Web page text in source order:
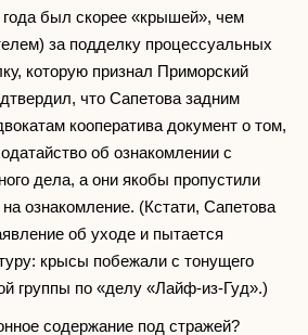
был скорее «крышей», чем
за подделку процессуальных
которую признал Приморский
что Сапетова задним
кооператива документ о том,
об ознакомлении с
дела, а они якобы пропустили
ознакомление. (Кстати, Сапетова
об уходе и пытается
крысы побежали с тонущего
группы по «делу «Лайф-из-Гуд».)
содержание под стражей?